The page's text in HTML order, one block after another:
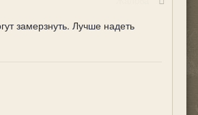
замерзнуть. Лучше надеть